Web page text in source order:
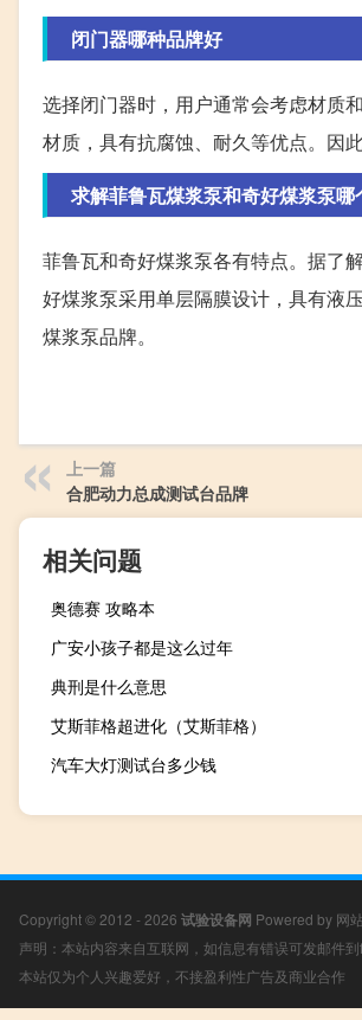
闭门器哪种品牌好
选择闭门器时，用户通常会考虑材质
材质，具有抗腐蚀、耐久等优点。因
求解菲鲁瓦煤浆泵和奇好煤浆泵哪
菲鲁瓦和奇好煤浆泵各有特点。据了
好煤浆泵采用单层隔膜设计，具有液
煤浆泵品牌。
上一篇
合肥动力总成测试台品牌
相关问题
奥德赛 攻略本
广安小孩子都是这么过年
典刑是什么意思
艾斯菲格超进化（艾斯菲格）
汽车大灯测试台多少钱
Copyright © 2012 - 2026 试验设备网 Powered by 网
声明：本站内容来自互联网，如信息有错误可发邮件
本站仅为个人兴趣爱好，不接盈利性广告及商业合作